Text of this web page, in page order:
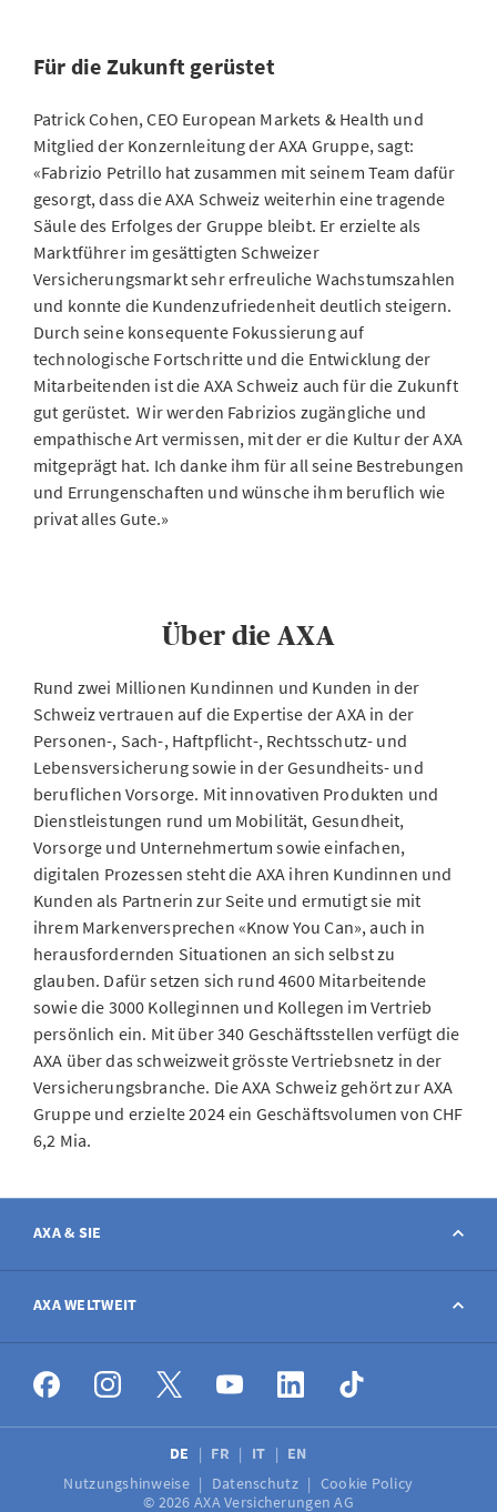
Für die Zukunft gerüstet
Patrick Cohen, CEO European Markets & Health und
Mitglied der Konzernleitung der AXA Gruppe, sagt:
«Fabrizio Petrillo hat zusammen mit seinem Team dafür
gesorgt, dass die AXA Schweiz weiterhin eine tragende
Säule des Erfolges der Gruppe bleibt. Er erzielte als
Marktführer im gesättigten Schweizer
Versicherungsmarkt sehr erfreuliche Wachstumszahlen
und konnte die Kundenzufriedenheit deutlich steigern.
Durch seine konsequente Fokussierung auf
technologische Fortschritte und die Entwicklung der
Mitarbeitenden ist die AXA Schweiz auch für die Zukunft
gut gerüstet. Wir werden Fabrizios zugängliche und
empathische Art vermissen, mit der er die Kultur der AXA
mitgeprägt hat. Ich danke ihm für all seine Bestrebungen
und Errungenschaften und wünsche ihm beruflich wie
privat alles Gute.»
Über die AXA
Rund zwei Millionen Kundinnen und Kunden in der
Schweiz vertrauen auf die Expertise der AXA in der
Personen-, Sach-, Haftpflicht-, Rechtsschutz- und
Lebensversicherung sowie in der Gesundheits- und
beruflichen Vorsorge. Mit innovativen Produkten und
Dienstleistungen rund um Mobilität, Gesundheit,
Vorsorge und Unternehmertum sowie einfachen,
digitalen Prozessen steht die AXA ihren Kundinnen und
Kunden als Partnerin zur Seite und ermutigt sie mit
ihrem Markenversprechen «Know You Can», auch in
herausfordernden Situationen an sich selbst zu
glauben. Dafür setzen sich rund 4600 Mitarbeitende
sowie die 3000 Kolleginnen und Kollegen im Vertrieb
persönlich ein. Mit über 340 Geschäftsstellen verfügt die
AXA über das schweizweit grösste Vertriebsnetz in der
Versicherungsbranche. Die AXA Schweiz gehört zur AXA
Gruppe und erzielte 2024 ein Geschäftsvolumen von CHF
6,2 Mia.
AXA & SIE
Kontakt
Schaden melden
Stellenangebote
Medien
AXA WELTWEIT
AXA weltweit
DE FR IT
EN
Nutzungshinweise
Datenschutz
Cookie Policy
© 2026 AXA Versicherungen AG